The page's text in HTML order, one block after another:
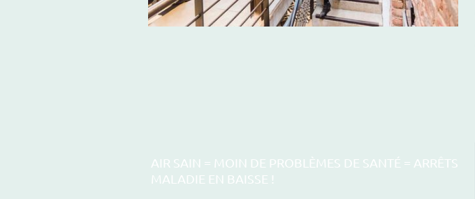
AIR SAIN = MOIN DE PROBLÈMES DE SANTÉ = ARRÊTS
MALADIE EN BAISSE !